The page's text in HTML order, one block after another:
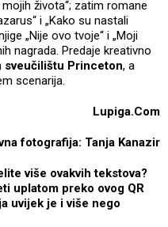
mojih života“; zatim romane
i „Kako su nastali
„Nije ovo tvoje“ i „Moji
nagrada. Predaje kreativno
sveučilištu Princeton, a
scenarija.
Lupiga.Com
fotografija: Tanja Kanazir
više ovakvih tekstova?
uplatom preko ovog QR
uvijek je i više nego